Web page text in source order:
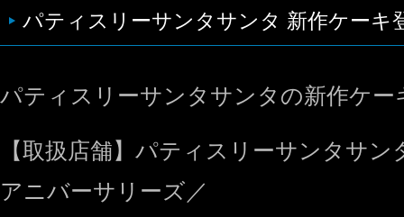
パティスリーサンタサンタ 新作ケーキ
パティスリーサンタサンタの新作ケー
【取扱店舗】パティスリーサンタサ
アニバーサリーズ／